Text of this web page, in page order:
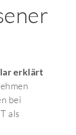
erklärt
bei
als